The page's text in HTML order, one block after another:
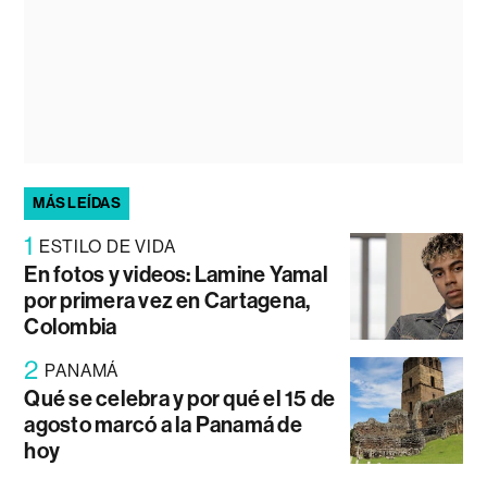
MÁS LEÍDAS
1 ESTILO DE VIDA
En fotos y videos: Lamine Yamal
por primera vez en Cartagena,
Colombia
2 PANAMÁ
Qué se celebra y por qué el 15 de
agosto marcó a la Panamá de
hoy